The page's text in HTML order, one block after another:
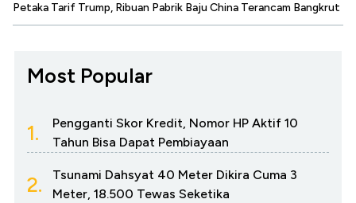
Petaka Tarif Trump, Ribuan Pabrik Baju China Terancam Bangkrut
Most Popular
1.
Pengganti Skor Kredit, Nomor HP Aktif 10
Tahun Bisa Dapat Pembiayaan
2.
Tsunami Dahsyat 40 Meter Dikira Cuma 3
Meter, 18.500 Tewas Seketika